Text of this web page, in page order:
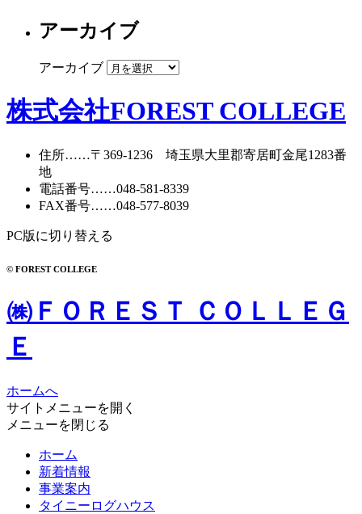
アーカイブ
アーカイブ
株式会社FOREST COLLEGE
住所……〒369-1236 埼玉県大里郡寄居町金尾1283番
地
電話番号……048-581-8339
FAX番号……048-577-8039
PC版に切り替える
© FOREST COLLEGE
㈱ＦＯＲＥＳＴ ＣＯＬＬＥＧ
Ｅ
ホームへ
サイトメニューを開く
メニューを閉じる
ホーム
新着情報
事業案内
タイニーログハウス